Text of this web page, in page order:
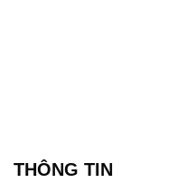
THÔNG TIN